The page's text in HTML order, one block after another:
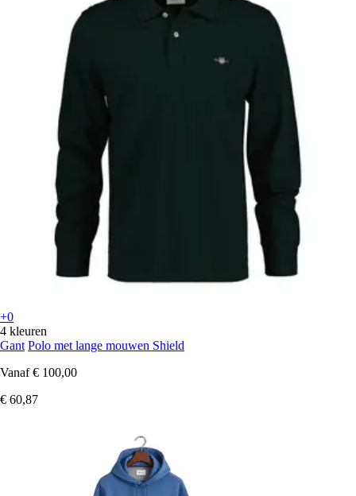
+0
4 kleuren
Gant Polo met lange mouwen Shield
Vanaf € 100,00
€ 60,87